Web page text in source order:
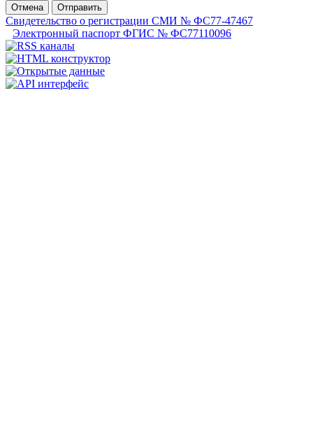
Отмена
Отправить
Свидетельство о регистрации СМИ № ФС77-47467
Электронный паспорт ФГИС № ФС77110096